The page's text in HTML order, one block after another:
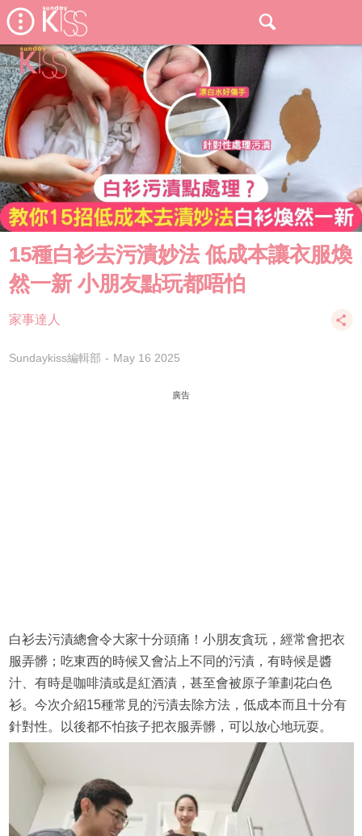
15種白衫去污漬妙法 低成本讓衣服煥
然一新 小朋友點玩都唔怕
家事達人
Sundaykiss編輯部 May 16 2025
廣告
白衫去污漬總會令大家十分頭痛！小朋友貪玩，經常會把衣
服弄髒；吃東西的時候又會沾上不同的污漬，有時候是醬
汁、有時是咖啡漬或是紅酒漬，甚至會被原子筆劃花白色
衫。今次介紹15種常見的污漬去除方法，低成本而且十分有
針對性。以後都不怕孩子把衣服弄髒，可以放心地玩耍。